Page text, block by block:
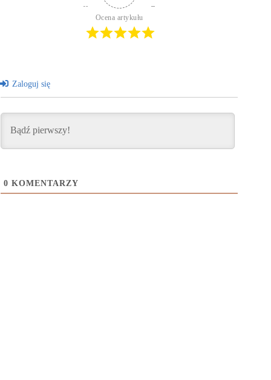
Ocena artykułu
Zaloguj się
0 KOMENTARZY